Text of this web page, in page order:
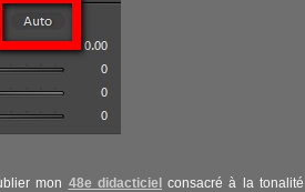
mon 48e didacticiel
consacré à la tonalité